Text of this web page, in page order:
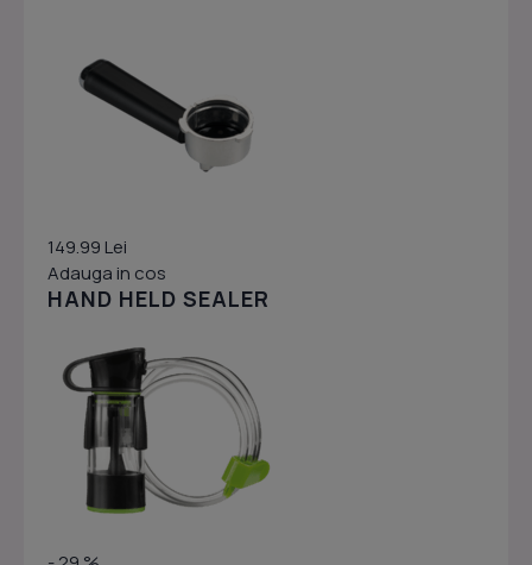
149.99 Lei
Adauga in cos
HAND HELD SEALER